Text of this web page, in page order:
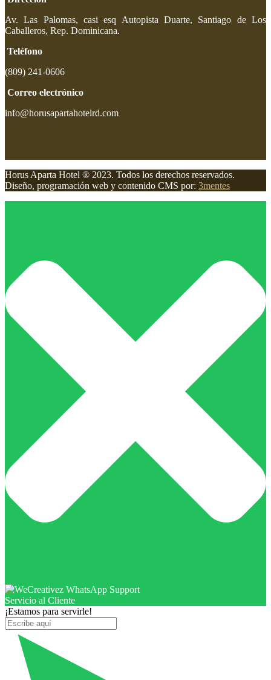
Av. Las Palomas, casi esq Autopista Duarte, Santiago de Los
Caballeros, Rep. Dominicana.
Teléfono
(809) 241-0606
Correo electrónico
info@horusapartahotelrd.com
Horus Aparta Hotel ® 2023. Todos los derechos reservados.
Diseño, programación web y contenido CMS por: 3mentes
Servicio al Cliente
¡Estamos para servirle!